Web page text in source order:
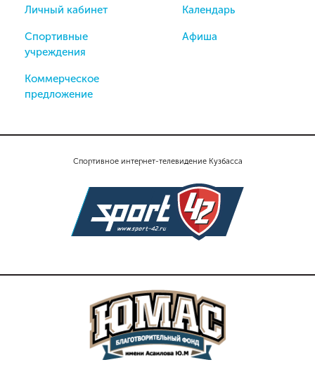
Спортивное интернет-телевидение Кузбасса
Личный кабинет
Спортивные
учреждения
Коммерческое
предложение
Календарь
Афиша